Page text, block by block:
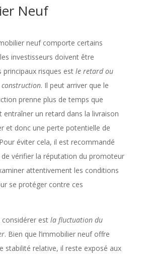
Neuf
neuf comporte certains
investisseurs doivent être
principaux risques est le retard ou
. Il peut arriver que le
prenne plus de temps que
entraîner un retard dans la livraison
et donc une perte potentielle de
éviter cela, il est recommandé
de vérifier la réputation du promoteur
attentivement les conditions
se protéger contre ces
est la fluctuation du
. Bien que l’immobilier neuf offre
stabilité relative, il reste exposé aux